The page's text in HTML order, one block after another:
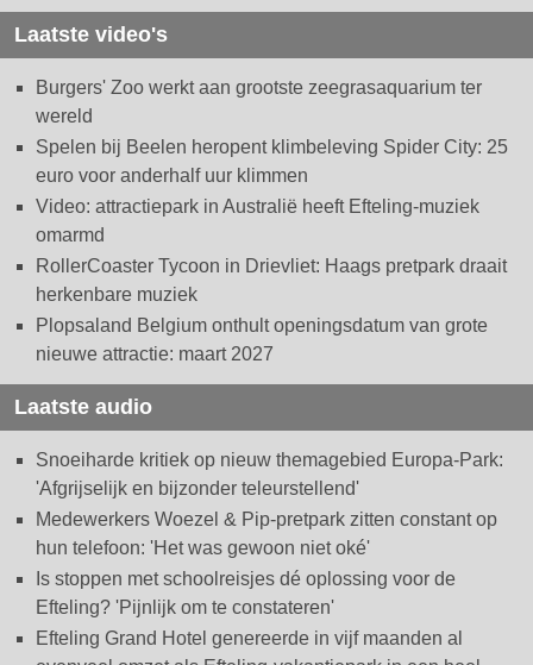
Laatste video's
Burgers' Zoo werkt aan grootste zeegrasaquarium ter
wereld
Spelen bij Beelen heropent klimbeleving Spider City: 25
euro voor anderhalf uur klimmen
Video: attractiepark in Australië heeft Efteling-muziek
omarmd
RollerCoaster Tycoon in Drievliet: Haags pretpark draait
herkenbare muziek
Plopsaland Belgium onthult openingsdatum van grote
nieuwe attractie: maart 2027
Laatste audio
Snoeiharde kritiek op nieuw themagebied Europa-Park:
'Afgrijselijk en bijzonder teleurstellend'
Medewerkers Woezel & Pip-pretpark zitten constant op
hun telefoon: 'Het was gewoon niet oké'
Is stoppen met schoolreisjes dé oplossing voor de
Efteling? 'Pijnlijk om te constateren'
Efteling Grand Hotel genereerde in vijf maanden al